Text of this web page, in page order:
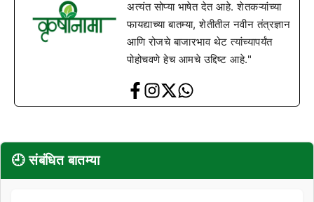
अत्यंत सोप्या भाषेत देत आहे. शेतकऱ्यांच्या
फायद्याच्या बातम्या, शेतीतील नवीन तंत्रज्ञान
आणि रोजचे बाजारभाव थेट त्यांच्यापर्यंत
पोहोचवणे हेच आमचे उद्दिष्ट आहे."
🕘 संबंधित बातम्या